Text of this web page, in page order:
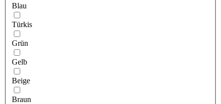
Blau
Türkis
Grün
Gelb
Beige
Braun